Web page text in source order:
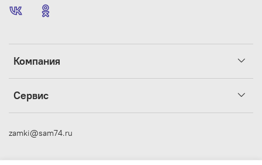
Компания
Сервис
zamki@sam74.ru